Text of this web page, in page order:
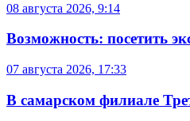
08 августа 2026, 9:14
Возможность: посетить
07 августа 2026, 17:33
В самарском филиале